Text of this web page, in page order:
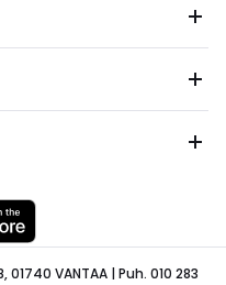
VANTAA | Puh. 010 283